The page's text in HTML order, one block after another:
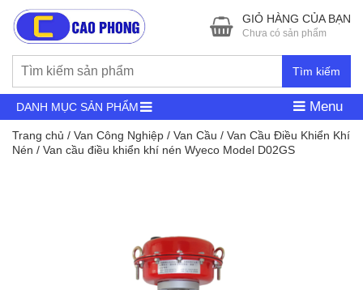
Tìm kiếm
GIỎ HÀNG CỦA BẠN
Chưa có sản phẩm
DANH MỤC SẢN PHẨM Menu
Trang chủ / Van Công Nghiệp / Van Cầu / Van Cầu Điều Khiển Khí
Nén / Van cầu điều khiển khí nén Wyeco Model D02GS